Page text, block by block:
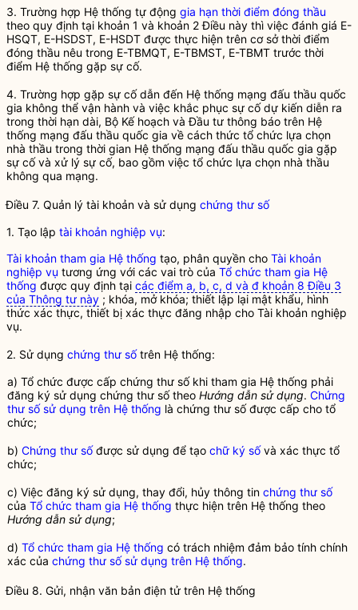
3. Trường hợp Hệ thống tự động gia hạn thời điểm đóng thầu
theo quy định tại khoản 1 và khoản 2 Điều này thì việc đánh giá E-
HSQT, E-HSDST, E-HSDT được thực hiện trên cơ sởthời điểm
đóng thầu nêu trong E-TBMQT, E-TBMST, E-TBMT trước thời
điểm Hệ thống gặp sự cố.
4. Trường hợp gặp sự cố dẫn đến Hệ thống mạng đấu thầu quốc
gia không thể vận hành và việc khắc phục sự cố dự kiến diễn ra
trong thời hạn dài, Bộ Kế hoạch và Đầu tư thông báo trên Hệ
thống mạng đấu thầu quốc gia về cách thức tổ chức lựa chọn
nhà thầu trong thời gian Hệ thống mạng đấu thầu quốc gia gặp
sự cố và xử lý sự cố, bao gồm việc tổ chức lựa chọn nhà thầu
không qua mạng.
Điều 7. Quản lý tài khoản và sử dụng chứng thư số
1. Tạo lập tài khoản nghiệp vụ:
Tài khoản tham gia Hệ thống tạo, phân quyền cho Tài khoản
nghiệp vụ tương ứng với các vai trò của Tổ chức tham gia Hệ
thống được quy định tại các điểm a, b, c, d và đ khoản 8 Điều 3
của Thông tư này ; khóa, mở khóa; thiết lập lại mật khẩu, hình
thức xác thực, thiết bị xác thực đăng nhập cho Tài khoản nghiệp
vụ.
2. Sử dụng chứng thư sốtrên Hệ thống:
a) Tổ chức được cấp chứng thư số khi tham gia Hệ thống phải
đăng ký sử dụng chứng thư số theo Hướng dẫn sử dụng. Chứng
thư số sử dụng trên Hệ thống là chứng thư số được cấp cho tổ
chức;
b) Chứng thư sốđược sử dụng để tạo chữ ký sốvà xác thực tổ
chức;
c) Việc đăng ký sử dụng, thay đổi, hủy thông tin chứng thư số
của Tổ chức tham gia Hệ thống thực hiện trên Hệ thống theo
Hướng dẫn sử dụng;
d) Tổ chức tham gia Hệ thống có trách nhiệm đảm bảo tính chính
xác của chứng thư số sử dụng trên Hệ thống.
Điều 8. Gửi, nhận văn bản điện tử trên Hệ thống